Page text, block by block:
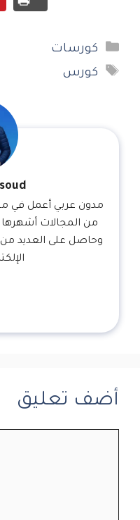
التصنيفات
كورسات
الوسوم
كورس
مدون عربي أعمل في
وحاصل على العديد
أضف تعليق